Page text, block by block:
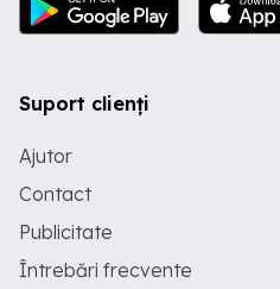
Suport clienți
Ajutor
Contact
Publicitate
Întrebări frecvente